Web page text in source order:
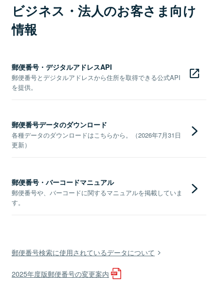
ビジネス・法人のお客さま向け
情報
郵便番号・デジタルアドレスAPI
郵便番号とデジタルアドレスから住所を取得できる公式API
を提供。
郵便番号データのダウンロード
各種データのダウンロードはこちらから。（2026年7月31日
更新）
郵便番号・バーコードマニュアル
郵便番号や、バーコードに関するマニュアルを掲載していま
す。
郵便番号検索に使用されているデータについて
2025年度版郵便番号の変更案内